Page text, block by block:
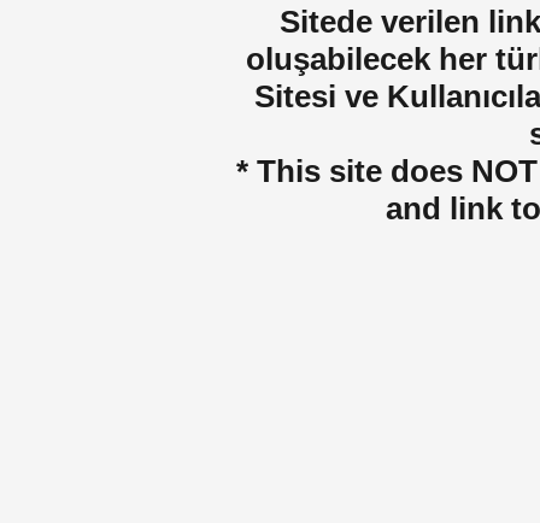
Sitede verilen
oluşabilecek her
Sitesi ve
* This site does
and link